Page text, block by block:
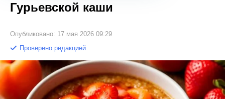
Гурьевской каши
Опубликовано: 17 мая 2026 09:29
Проверено редакцией